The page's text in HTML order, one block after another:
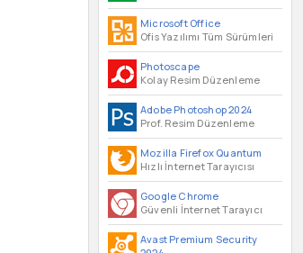
Microsoft Office
Ofis Yazılımı Tüm Sürümleri
Photoscape
Kolay Resim Düzenleme
Adobe Photoshop 2024
Prof. Resim Düzenleme
Mozilla Firefox Quantum
Hızlı İnternet Tarayıcısı
Google Chrome
Güvenli İnternet Tarayıcı
Avast Premium Security